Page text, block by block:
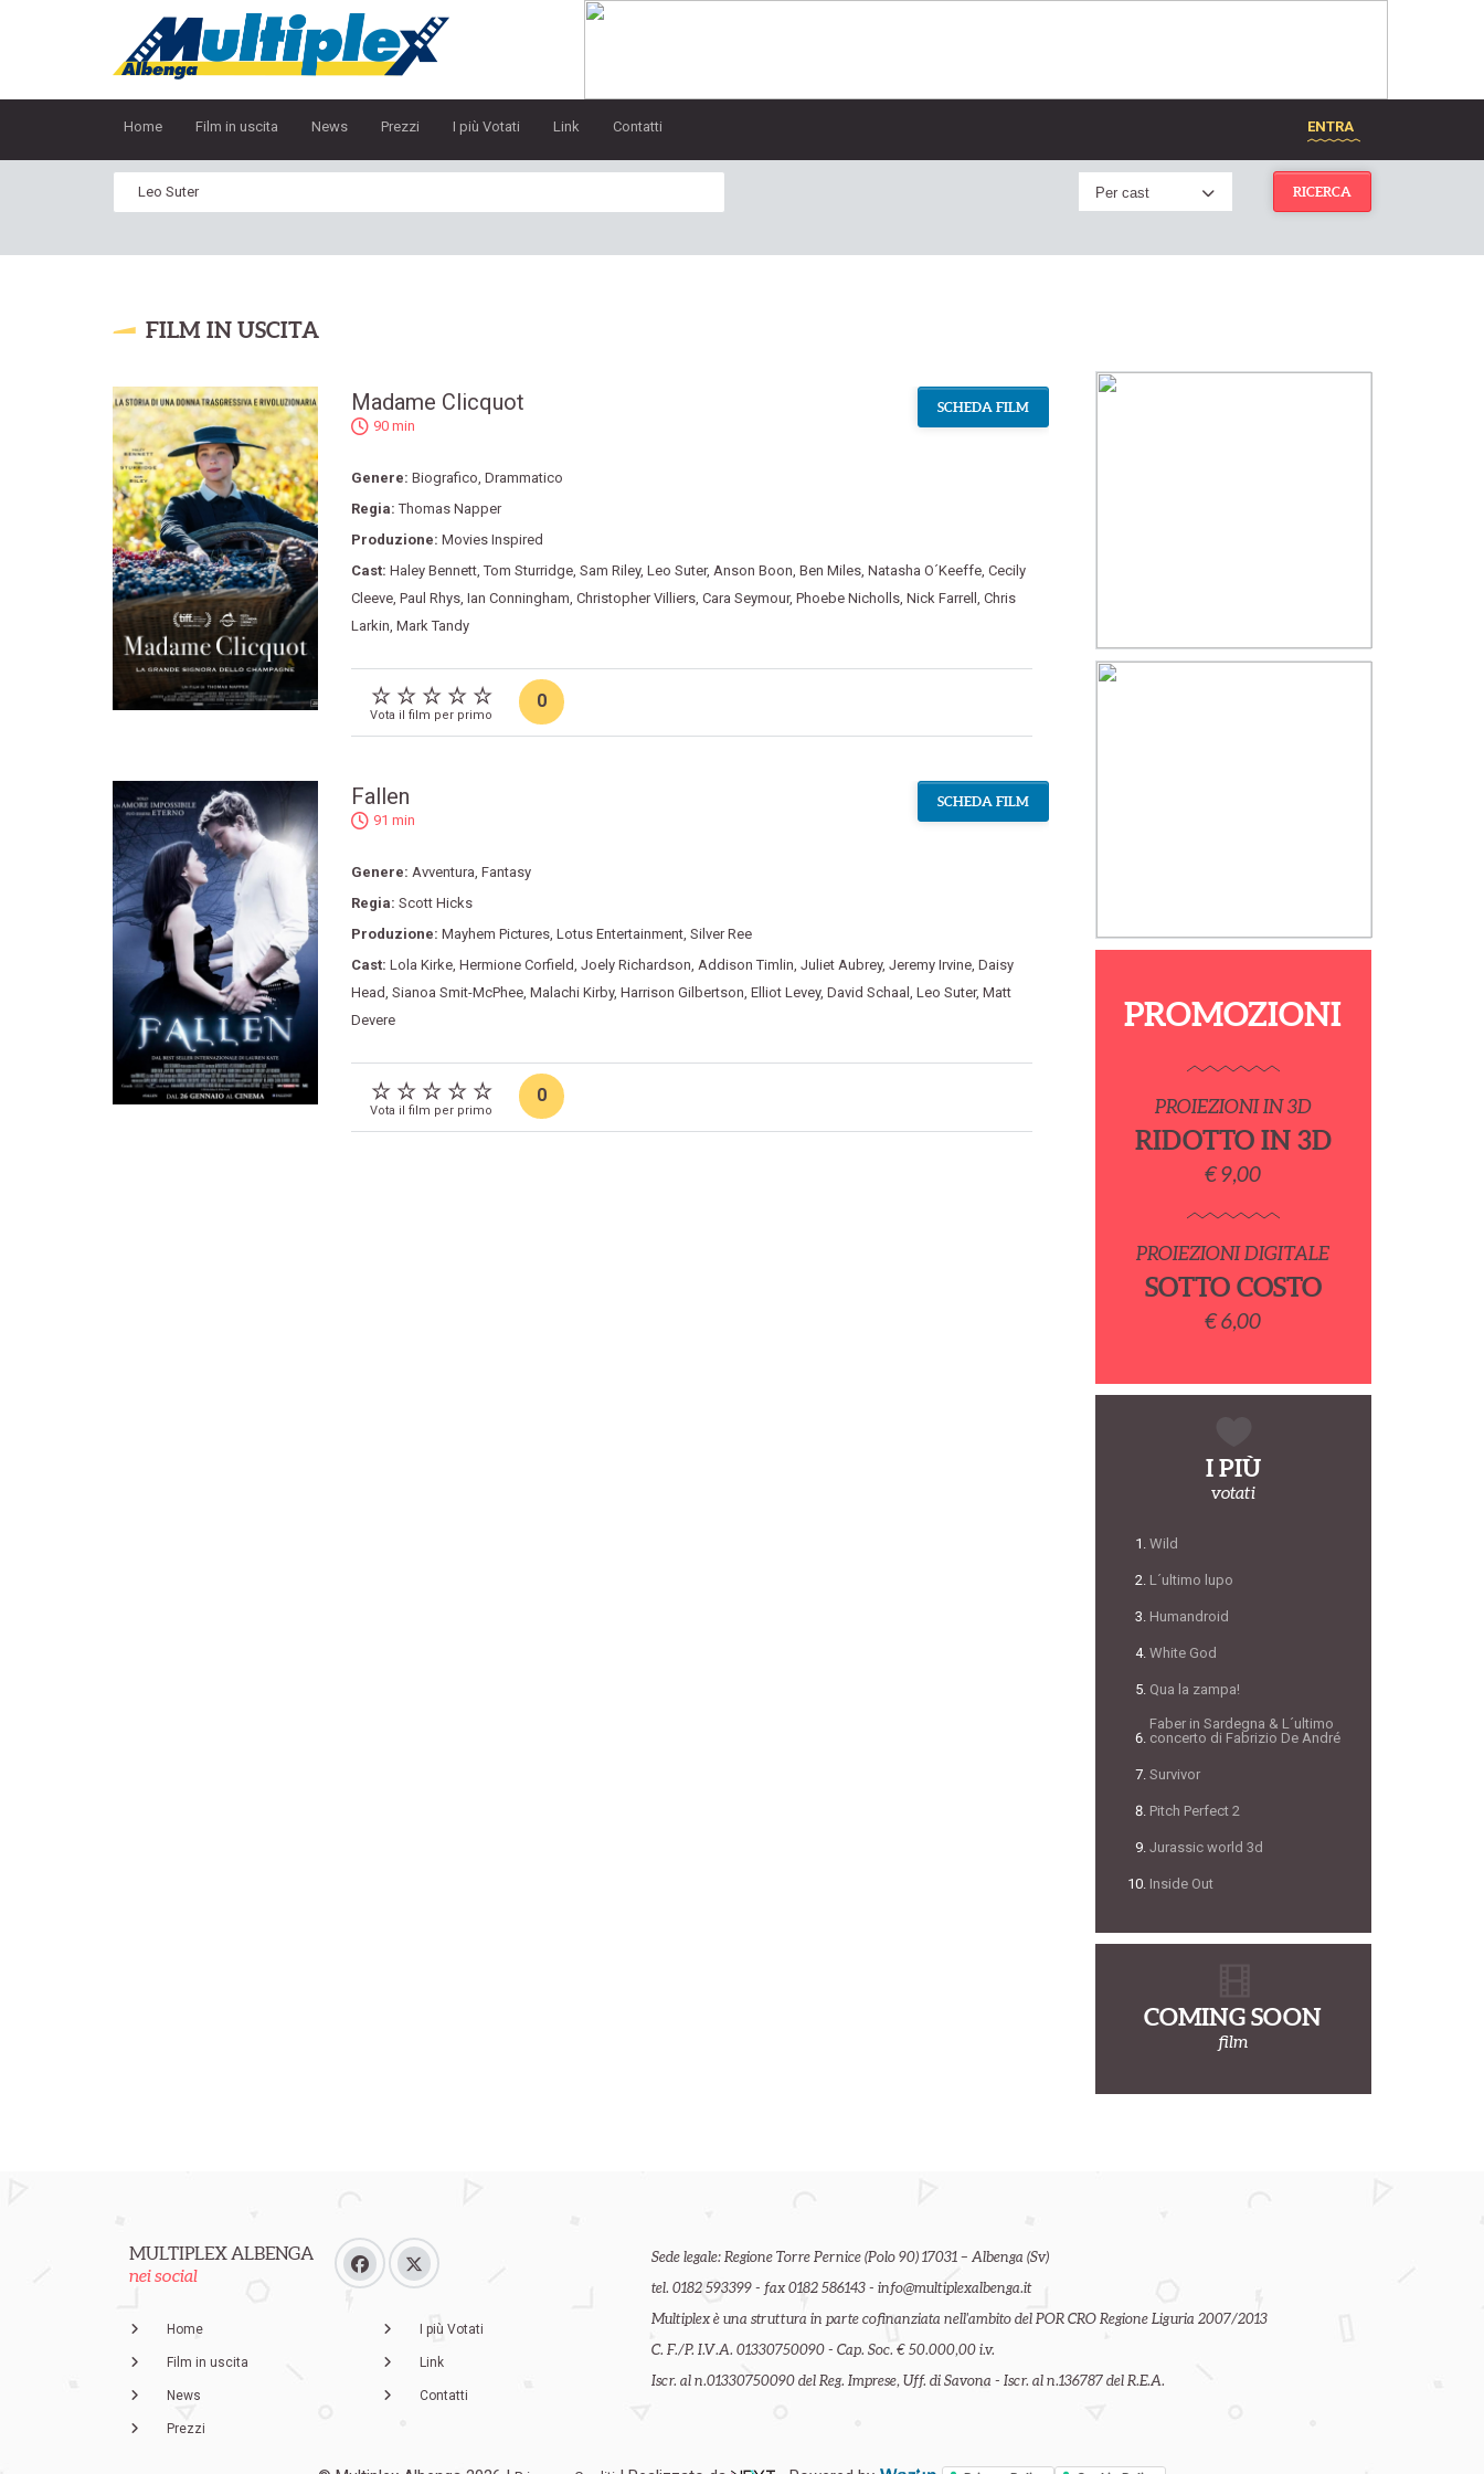
Home Film in uscita News Prezzi I più Votati Link Contatti ENTRA
Per cast RICERCA
FILM IN USCITA
Madame Clicquot
90 min
Genere: Biografico, Drammatico
Regia:Thomas Napper
Produzione: Movies Inspired
Cast: Haley Bennett,Tom Sturridge, Sam Riley, Leo Suter, Anson Boon, Ben Miles, Natasha O´Keeffe, Cecily
Cleeve, Paul Rhys, Ian Conningham, Christopher Villiers, Cara Seymour, Phoebe Nicholls, Nick Farrell , Chris
Larkin, Mark Tandy
SCHEDA FILM
Vota il film per primo
0
Fallen
91 min
Genere: Avventura, Fantasy
Regia: Scott Hicks
Produzione: Mayhem Pictures, Lotus Entertainment, Silver Ree
Cast: Lola Kirke, Hermione Corfield, Joely Richardson, Addison Timlin, Juliet Aubrey, Jeremy Irvine, Daisy
Head, Sianoa Smit-McPhee, Malachi Kirby, Harrison Gilbertson, Elliot Levey, David Schaal , Leo Suter, Matt
Devere
SCHEDA FILM
Vota il film per primo
0
PROMOZIONI
PROIEZIONI IN 3D
RIDOTTO IN 3D
€ 9,00
PROIEZIONI DIGITALE
SOTTO COSTO
€ 6,00
I PIÙ
votati
Wild
L´ultimo lupo
Humandroid
White God
Qua la zampa!
Faber in Sardegna & L´ultimo
concerto di Fabrizio De André
Survivor
Pitch Perfect 2
Jurassic world 3d
Inside Out
COMING SOON
film
MULTIPLEX ALBENGA
nei social
Home
Film in uscita
News
Prezzi
I più Votati
Link
Contatti
Sede legale: Regione Torre Pernice (Polo 90) 17031 – Albenga (Sv)
tel. 0182 593399 - fax 0182 586143 - info@multiplexalbenga.it
Multiplex è una struttura in parte cofinanziata nell'ambito del POR CRO Regione Liguria 2007/2013
C. F./P. I.V.A. 01330750090 - Cap. Soc. € 50.000,00 i.v.
Iscr. al n.01330750090 del Reg. Imprese, Uff. di Savona - Iscr. al n.136787 del R.E.A.